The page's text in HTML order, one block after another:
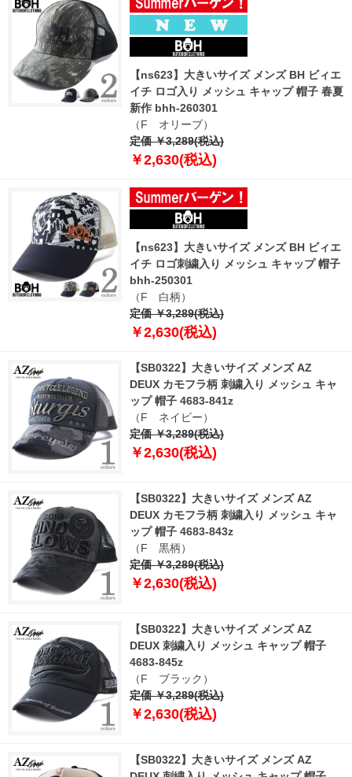
【ns623】大きいサイズ メンズ BH ビィエ
イチ ロゴ入り メッシュ キャップ 帽子 春夏
新作 bhh-260301
（F オリーブ）
定価 ￥3,289(税込)
￥2,630(税込)
【ns623】大きいサイズ メンズ BH ビィエ
イチ ロゴ刺繍入り メッシュ キャップ 帽子
bhh-250301
（F 白柄）
定価 ￥3,289(税込)
￥2,630(税込)
【SB0322】大きいサイズ メンズ AZ
DEUX カモフラ柄 刺繍入り メッシュ キャ
ップ 帽子 4683-841z
（F ネイビー）
定価 ￥3,289(税込)
￥2,630(税込)
【SB0322】大きいサイズ メンズ AZ
DEUX カモフラ柄 刺繍入り メッシュ キャ
ップ 帽子 4683-843z
（F 黒柄）
定価 ￥3,289(税込)
￥2,630(税込)
【SB0322】大きいサイズ メンズ AZ
DEUX 刺繍入り メッシュ キャップ 帽子
4683-845z
（F ブラック）
定価 ￥3,289(税込)
￥2,630(税込)
【SB0322】大きいサイズ メンズ AZ